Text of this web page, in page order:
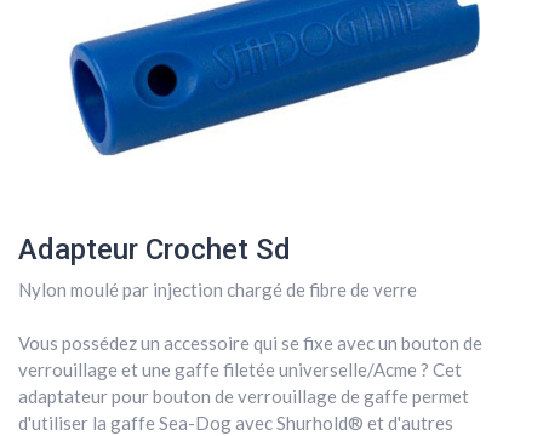
Adapteur Crochet Sd
Nylon moulé par injection chargé de fibre de verre
Vous possédez un accessoire qui se fixe avec un bouton de
verrouillage et une gaffe filetée universelle/Acme ? Cet
adaptateur pour bouton de verrouillage de gaffe permet
d'utiliser la gaffe Sea-Dog avec Shurhold® et d'autres